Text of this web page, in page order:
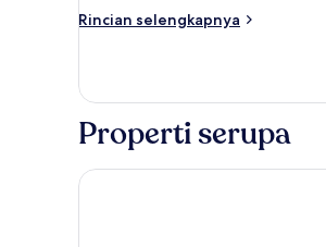
Rincian selengkapnya
Rincian
Kamar
Properti serupa
Hotel Corallo Rimini